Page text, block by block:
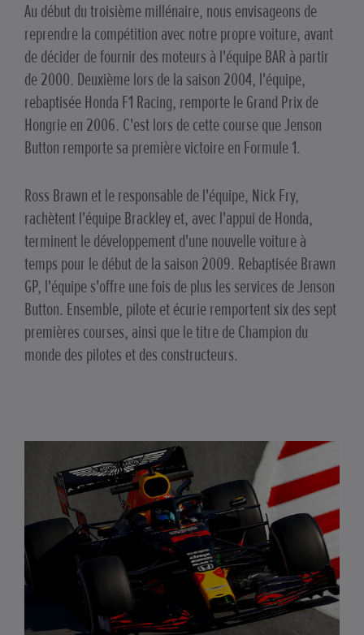
Au début du troisième millénaire, nous envisageons de
reprendre la compétition avec notre propre voiture, avant
de décider de fournir des moteurs à l'équipe BAR à partir
de 2000. Deuxième lors de la saison 2004, l'équipe,
rebaptisée Honda F1 Racing, remporte le Grand Prix de
Hongrie en 2006. C'est lors de cette course que Jenson
Button remporte sa première victoire en Formule 1.
Ross Brawn et le responsable de l'équipe, Nick Fry,
rachètent l'équipe Brackley et, avec l'appui de Honda,
terminent le développement d'une nouvelle voiture à
temps pour le début de la saison 2009. Rebaptisée Brawn
GP, l'équipe s'offre une fois de plus les services de Jenson
Button. Ensemble, pilote et écurie remportent six des sept
premières courses, ainsi que le titre de Champion du
monde des pilotes et des constructeurs.